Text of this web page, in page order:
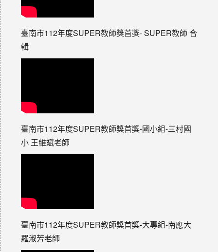
臺南市112年度SUPER教師獎首獎- SUPER教師 合
輯
臺南市112年度SUPER教師獎首獎-國小組-三村國
小 王維斌老師
臺南市112年度SUPER教師獎首獎-大專組-南應大
羅淑芳老師